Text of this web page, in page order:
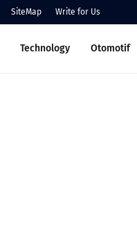
SiteMap Write for Us
Technology Otomotif